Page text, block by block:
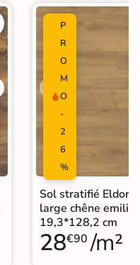
P
R
O
M
O
-
2
6
%
Sol stratifié
large chêne emilia
19,3*128,2 cm
28€90 /m²